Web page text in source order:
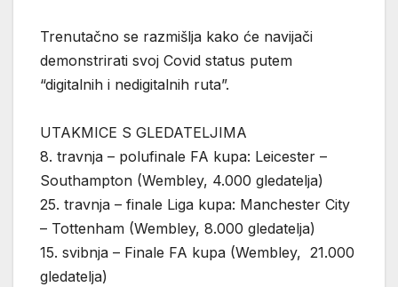
Trenutačno se razmišlja kako će navijači
demonstrirati svoj Covid status putem
“digitalnih i nedigitalnih ruta”.
UTAKMICE S GLEDATELJIMA
8. travnja – polufinale FA kupa: Leicester –
Southampton (Wembley, 4.000 gledatelja)
25. travnja – finale Liga kupa: Manchester City
– Tottenham (Wembley, 8.000 gledatelja)
15. svibnja – Finale FA kupa (Wembley, 21.000
gledatelja)